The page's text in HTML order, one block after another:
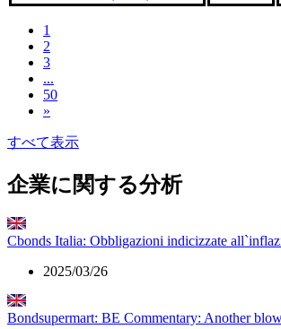
1
2
3
...
50
»
すべて表示
企業に関する分析
Cbonds Italia: Obbligazioni indicizzate
2025/03/26
Bondsupermart: BE Commentary: Another